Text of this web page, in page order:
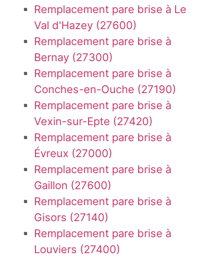
Remplacement pare brise à Le
Val d'Hazey (27600)
Remplacement pare brise à
Bernay (27300)
Remplacement pare brise à
Conches-en-Ouche (27190)
Remplacement pare brise à
Vexin-sur-Epte (27420)
Remplacement pare brise à
Évreux (27000)
Remplacement pare brise à
Gaillon (27600)
Remplacement pare brise à
Gisors (27140)
Remplacement pare brise à
Louviers (27400)